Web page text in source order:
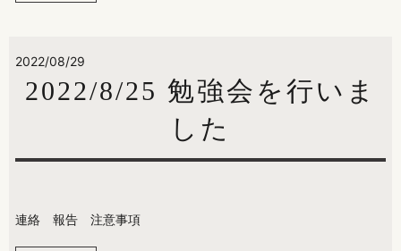
2022/08/29
2022/8/25 勉強会を行いま
した
連絡 報告 注意事項